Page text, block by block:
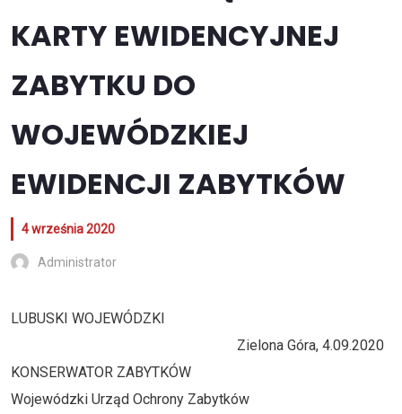
KARTY EWIDENCYJNEJ
ZABYTKU DO
WOJEWÓDZKIEJ
EWIDENCJI ZABYTKÓW
4 września 2020
Administrator
LUBUSKI WOJEWÓDZKI
Zielona Góra, 4.09.2020
KONSERWATOR ZABYTKÓW
Wojewódzki Urząd Ochrony Zabytków